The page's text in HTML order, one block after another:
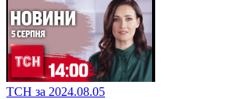
ТСН за 2024.08.05